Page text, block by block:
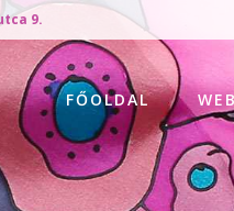
9.
FŐOLDAL